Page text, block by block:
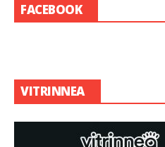
FACEBOOK
VITRINNEA